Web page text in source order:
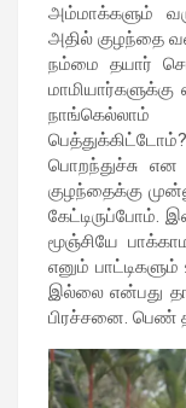
அம்மாக்களும்
அதில் குழந்தை
நம்மை தயார்
பொறந்துச்சு
குழந்தைக்கு
கேட்டிருப்போம்.
மூஞ்சியே
எனும்
இல்லை என்பது
பிரச்சனை. பெண்